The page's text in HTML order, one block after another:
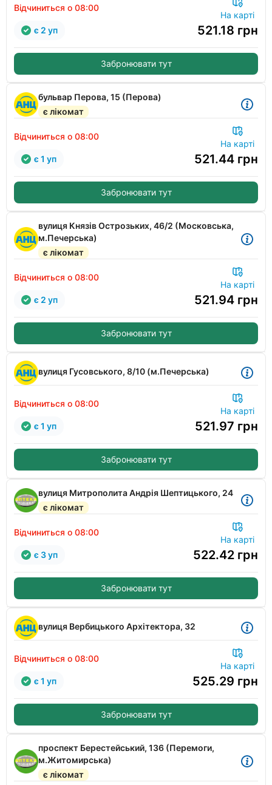
Відчиниться о 08:00
На карті
521.18 грн
є 2 уп
Забронювати тут
бульвар Перова, 15 (Перова)
є лікомат
Відчиниться о 08:00
На карті
521.44 грн
є 1 уп
Забронювати тут
вулиця Князів Острозьких, 46/2 (Московська,
м.Печерська)
є лікомат
Відчиниться о 08:00
На карті
521.94 грн
є 2 уп
Забронювати тут
вулиця Гусовського, 8/10 (м.Печерська)
Відчиниться о 08:00
На карті
521.97 грн
є 1 уп
Забронювати тут
вулиця Митрополита Андрія Шептицького, 24
є лікомат
Відчиниться о 08:00
На карті
522.42 грн
є 3 уп
Забронювати тут
вулиця Вербицького Архітектора, 32
Відчиниться о 08:00
На карті
525.29 грн
є 1 уп
Забронювати тут
проспект Берестейський, 136 (Перемоги,
м.Житомирська)
є лікомат